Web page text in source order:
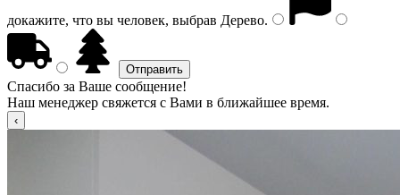
докажите, что вы человек, выбрав Дерево.
Спасибо за Ваше сообщение!
Наш менеджер свяжется с Вами в ближайшее время.